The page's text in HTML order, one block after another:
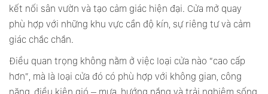
kết nối sân vườn và tạo cảm giác hiện đại. Cửa mở quay
phù hợp với những khu vực cần độ kín, sự riêng tư và cảm
giác chắc chắn.
Điều quan trọng không nằm ở việc loại cửa nào “cao cấp
hơn”, mà là loại cửa đó có phù hợp với không gian, công